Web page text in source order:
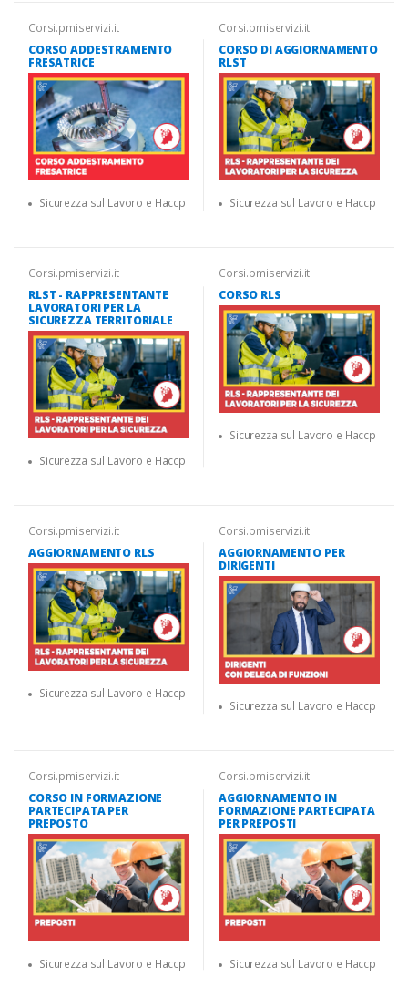
Corsi.pmiservizi.it
CORSO ADDESTRAMENTO
FRESATRICE
Sicurezza sul Lavoro e Haccp
Corsi.pmiservizi.it
CORSO DI AGGIORNAMENTO
RLST
Sicurezza sul Lavoro e Haccp
Corsi.pmiservizi.it
RLST - RAPPRESENTANTE
LAVORATORI PER LA
SICUREZZA TERRITORIALE
Sicurezza sul Lavoro e Haccp
Corsi.pmiservizi.it
CORSO RLS
Sicurezza sul Lavoro e Haccp
Corsi.pmiservizi.it
AGGIORNAMENTO RLS
Sicurezza sul Lavoro e Haccp
Corsi.pmiservizi.it
AGGIORNAMENTO PER
DIRIGENTI
Sicurezza sul Lavoro e Haccp
Corsi.pmiservizi.it
CORSO IN FORMAZIONE
PARTECIPATA PER
PREPOSTO
Sicurezza sul Lavoro e Haccp
Corsi.pmiservizi.it
AGGIORNAMENTO IN
FORMAZIONE PARTECIPATA
PER PREPOSTI
Sicurezza sul Lavoro e Haccp